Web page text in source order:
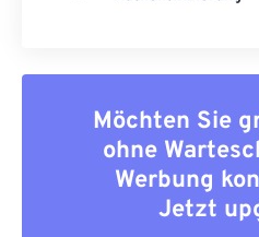
Möchten Sie
ohne
Werbung
Jetzt